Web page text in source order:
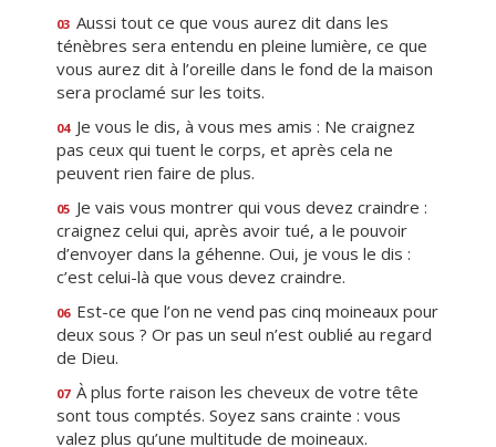
03 Aussi tout ce que vous aurez dit dans les
ténèbres sera entendu en pleine lumière, ce que
vous aurez dit à l’oreille dans le fond de la maison
sera proclamé sur les toits.
04 Je vous le dis, à vous mes amis : Ne craignez
pas ceux qui tuent le corps, et après cela ne
peuvent rien faire de plus.
05 Je vais vous montrer qui vous devez craindre :
craignez celui qui, après avoir tué, a le pouvoir
d’envoyer dans la géhenne. Oui, je vous le dis :
c’est celui-là que vous devez craindre.
06 Est-ce que l’on ne vend pas cinq moineaux pour
deux sous ? Or pas un seul n’est oublié au regard
de Dieu.
07 À plus forte raison les cheveux de votre tête
sont tous comptés. Soyez sans crainte : vous
valez plus qu’une multitude de moineaux.